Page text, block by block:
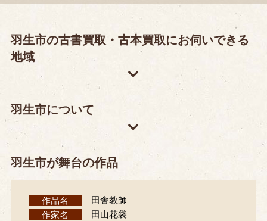
羽生市の古書買取・古本買取にお伺いできる
地域
羽生市について
羽生市が舞台の作品
作品名
田舎教師
作家名
田山花袋